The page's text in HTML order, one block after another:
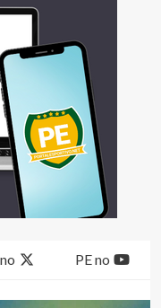
PE no